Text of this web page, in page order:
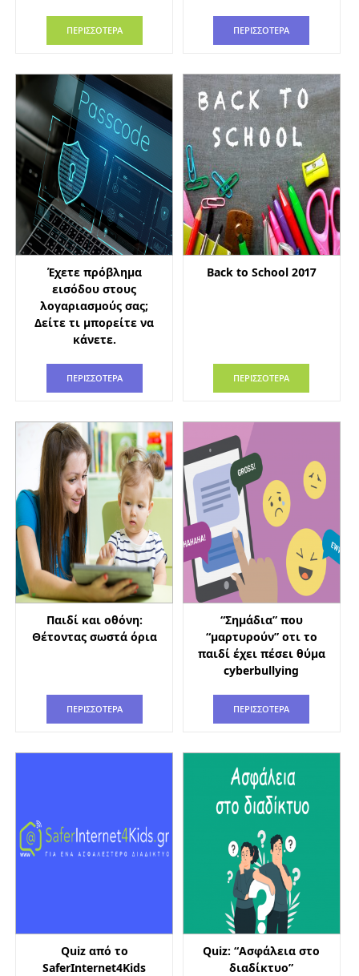
ΠΕΡΙΣΣΟΤΕΡΑ ΠΕΡΙΣΣΟΤΕΡΑ
Έχετε πρόβλημα
εισόδου στους
λογαριασμούς σας;
Δείτε τι μπορείτε να
κάνετε.
ΠΕΡΙΣΣΟΤΕΡΑ
Back to School 2017
ΠΕΡΙΣΣΟΤΕΡΑ
Παιδί και οθόνη:
Θέτοντας σωστά όρια
ΠΕΡΙΣΣΟΤΕΡΑ
“Σημάδια” που
“μαρτυρούν” οτι το
παιδί έχει πέσει θύμα
cyberbullying
ΠΕΡΙΣΣΟΤΕΡΑ
Quiz από το
SaferInternet4Kids
Quiz: “Ασφάλεια στο
διαδίκτυο”